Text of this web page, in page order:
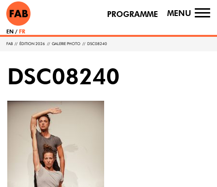
PROGRAMME MENU
EN FR
FAB // ÉDITION 2026 // GALERIE PHOTO // DSC08240
DSC08240